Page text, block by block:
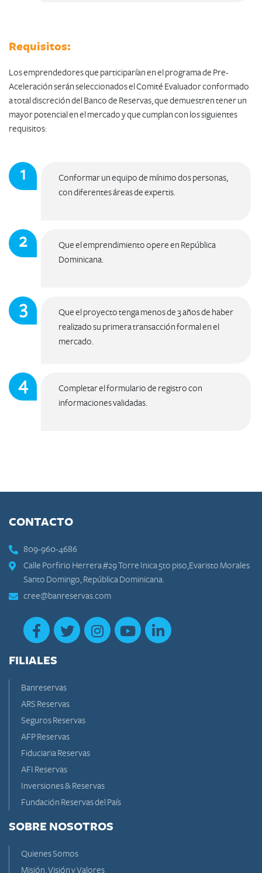
​Requisitos:
Los emprendedores que participarían en el programa de Pre-
Aceleración serán seleccionados el Comité Evaluador conformado
a total discreción del Banco de Reservas, que demuestren tener un
mayor potencial en el mercado y que cumplan con los siguientes
requisitos:
Conformar un equipo de mínimo dos personas,
con diferentes áreas de expertis.
Que el emprendimiento opere en República
Dominicana.​
Que el proyecto tenga menos de 3 años de haber
realizado su primera transacción formal en el
mercado.
Completar el formulario de registro con
informaciones validadas.​
CONTACTO
809-960-4686
Calle Porfirio Herrera #29 Torre Inica 5to piso,Evaristo Morales
Santo Domingo, República Dominicana.
cree@banreservas.com
FILIALES
Banreservas
ARS Reservas
Seguros Reservas
AFP Reservas
Fiduciaria Reservas
AFI Reservas
Inversiones & Reservas
Fundación Reservas del País
SOBRE NOSOTROS
Quienes Somos
Misión, Visión y Valores